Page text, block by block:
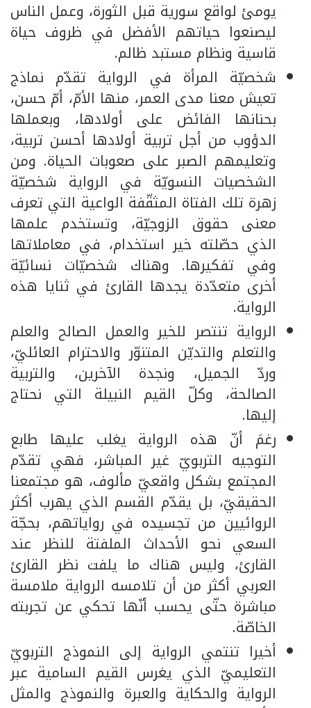
يومئ لواقع سورية قبل الثورة، وعمل الناس
ليصنعوا حياتهم الأفضل في ظروف حياة
قاسية ونظام مستبد ظالم.
شخصيّة المرأة في الرواية تقدّم نماذج
تعيش معنا مدى العمر، منها الأمّ، أمّ حسن،
بحنانها الفائض على أولادها، وبعملها
الدؤوب من أجل تربية أولادها أحسن تربية،
وتعليمهم الصبر على صعوبات الحياة. ومن
الشخصيات النسويّة في الرواية شخصيّة
زهرة تلك الفتاة المثقّفة الواعية التي تعرف
معنى حقوق الزوجيّة، وتستخدم علمها
الذي حصّلته خير استخدام، في معاملاتها
وفي تفكيرها. وهناك شخصيّات نسائيّة
أخرى متعدّدة يجدها القارئ في ثنايا هذه
الرواية.
الرواية تنتصر للخير والعمل الصالح والعلم
والتعلم والتديّن المتنوّر والاحترام العائليّ،
وردّ الجميل، ونجدة الآخرين، والتربية
الصالحة، وكلّ القيم النبيلة التي نحتاج
إليها.
رغمَ أنّ هذه الرواية يغلب عليها طابع
التوجيه التربويّ غير المباشر، فهي تقدّم
المجتمع بشكل واقعيّ مألوف، هو مجتمعنا
الحقيقيّ، بل يقدّم القسم الذي يهرب أكثر
الروائيين من تجسيده في رواياتهم، بحجّة
السعي نحو الأحداث الملفتة للنظر عند
القارئ، وليس هناك ما يلفت نظر القارئ
العربي أكثر من أن تلامسه الرواية ملامسة
مباشرة حتّى يحسب أنّها تحكي عن تجربته
الخاصّة.
أخيرا تنتمي الرواية إلى النموذج التربويّ
التعليميّ الذي يغرس القيم السامية عبر
الرواية والحكاية والعبرة والنموذج والمثل